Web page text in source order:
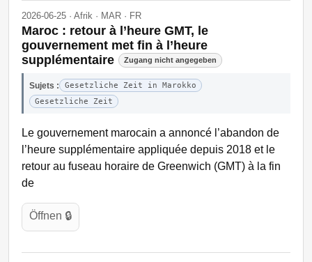
2026-06-25 · Afrik · MAR · FR
Maroc : retour à l’heure GMT, le
gouvernement met fin à l’heure
supplémentaire
Zugang nicht angegeben
Sujets :
Gesetzliche Zeit in Marokko
Gesetzliche Zeit
Le gouvernement marocain a annoncé l’abandon de
l’heure supplémentaire appliquée depuis 2018 et le
retour au fuseau horaire de Greenwich (GMT) à la fin
de
Öffnen 🔒